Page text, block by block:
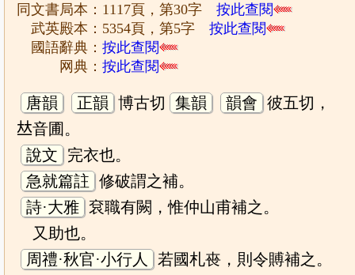
同文書局本：1117頁，第30字按此查閱
武英殿本：5354頁，第5字按此查閱
國語辭典：按此查閱
网典：按此查閱
唐韻 正韻 博古切 集韻 韻會 彼五切，
𠀤音圃。
說文
完衣也。
急就篇註 修破謂之補。
詩·大雅 袞職有闕，惟仲山甫補之。
又助也。
周禮·秋官·小行人
若國札䘮，則令賻補之。